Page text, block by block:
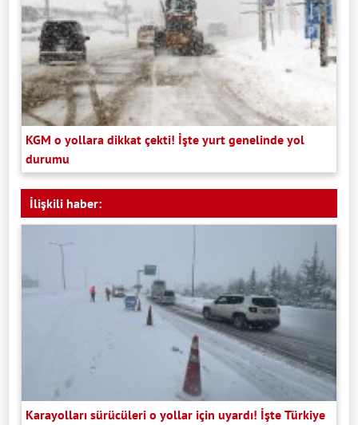
KGM o yollara dikkat çekti! İşte yurt genelinde yol
durumu
İlişkili haber:
Karayolları sürücüleri o yollar için uyardı! İşte Türkiye